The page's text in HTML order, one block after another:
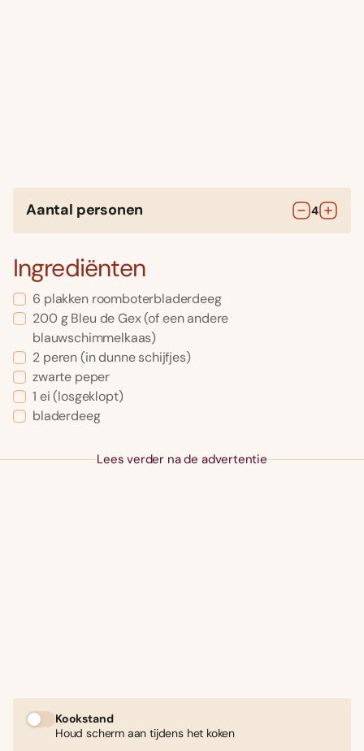
Aantal personen 4
Ingrediënten
6 plakken roomboterbladerdeeg
200 g Bleu de Gex(of een andere
blauwschimmelkaas)
2 peren(in dunne schijfjes)
zwarte peper
1 ei(losgeklopt)
bladerdeeg
Lees verder na de advertentie
Kookstand
Houd scherm aan tijdens het koken